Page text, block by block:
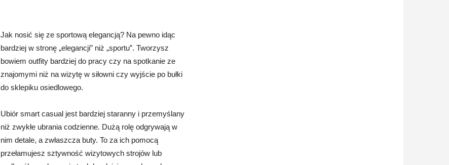
Jak nosić się ze sportową elegancją? Na pewno idąc
bardziej w stronę „elegancji” niż „sportu”. Tworzysz
bowiem outfity bardziej do pracy czy na spotkanie ze
znajomymi niż na wizytę w siłowni czy wyjście po bułki
do sklepiku osiedlowego.
Ubiór smart casual jest bardziej staranny i przemyślany
niż zwykłe ubrania codzienne. Dużą rolę odgrywają w
nim detale, a zwłaszcza buty. To za ich pomocą
przełamujesz sztywność wizytowych strojów lub